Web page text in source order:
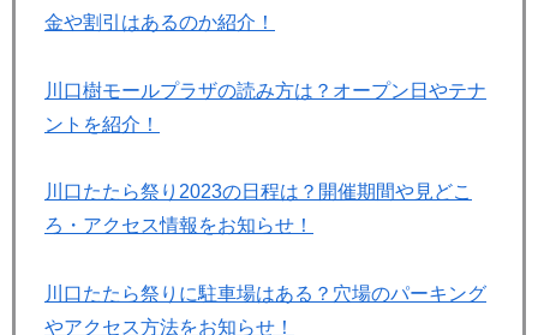
金や割引はあるのか紹介！
川口樹モールプラザの読み方は？オープン日やテナ
ントを紹介！
川口たたら祭り2023の日程は？開催期間や見どこ
ろ・アクセス情報をお知らせ！
川口たたら祭りに駐車場はある？穴場のパーキング
やアクセス方法をお知らせ！